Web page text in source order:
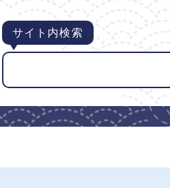
サイト内検索